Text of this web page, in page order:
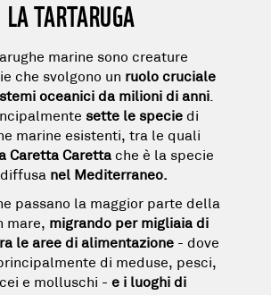
LA TARTARUGA
marine sono creature
che svolgono un ruolo cruciale
oceanici da milioni di anni.
sette le speciedi
marine esistenti, tra le quali
Caretta Caretta che è la specie
nel Mediterraneo.
passano la maggior parte della
mare, migrando per migliaia di
le aree di alimentazione - dove
di meduse, pesci,
e molluschi - e i luoghi di